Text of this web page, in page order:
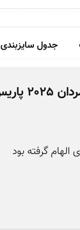
جدول سایزبندی